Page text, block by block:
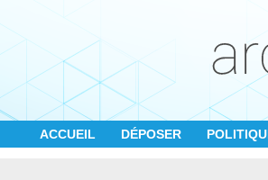
ACCUEIL DÉPOSER